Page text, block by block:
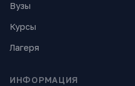
Вузы
Курсы
Лагеря
ИНФОРМАЦИЯ